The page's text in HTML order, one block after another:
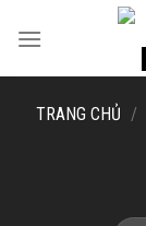
TRANG CHỦ /